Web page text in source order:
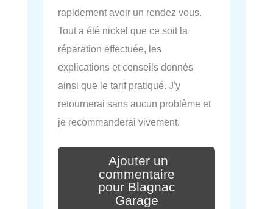
rapidement avoir un rendez vous.
Tout a été nickel que ce soit la
réparation effectuée, les
explications et conseils donnés
ainsi que le tarif pratiqué. J'y
retournerai sans aucun problème et
je recommanderai vivement.
Ajouter un
commentaire
pour Blagnac
Garage